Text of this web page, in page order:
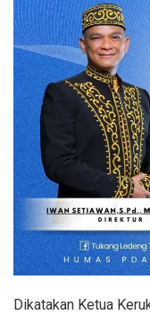
Dikatakan Ketua